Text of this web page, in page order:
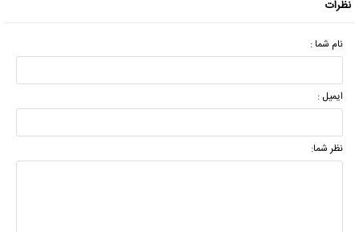
نظرات
نام شما :
ایمیل :
نظر شما: